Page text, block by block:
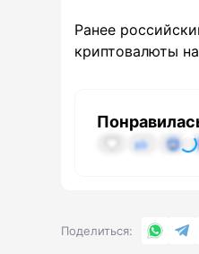
Ранее
криптовалюты
Поделиться